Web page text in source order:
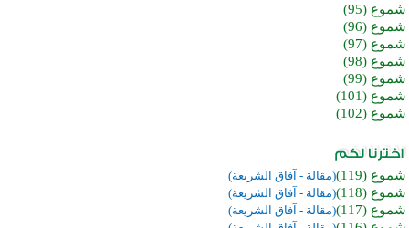
شموع (95)
شموع (96)
شموع (97)
شموع (98)
شموع (99)
شموع (101)
شموع (102)
شموع (119) (مقالة - آفاق الشريعة)
شموع (118) (مقالة - آفاق الشريعة)
شموع (117) (مقالة - آفاق الشريعة)